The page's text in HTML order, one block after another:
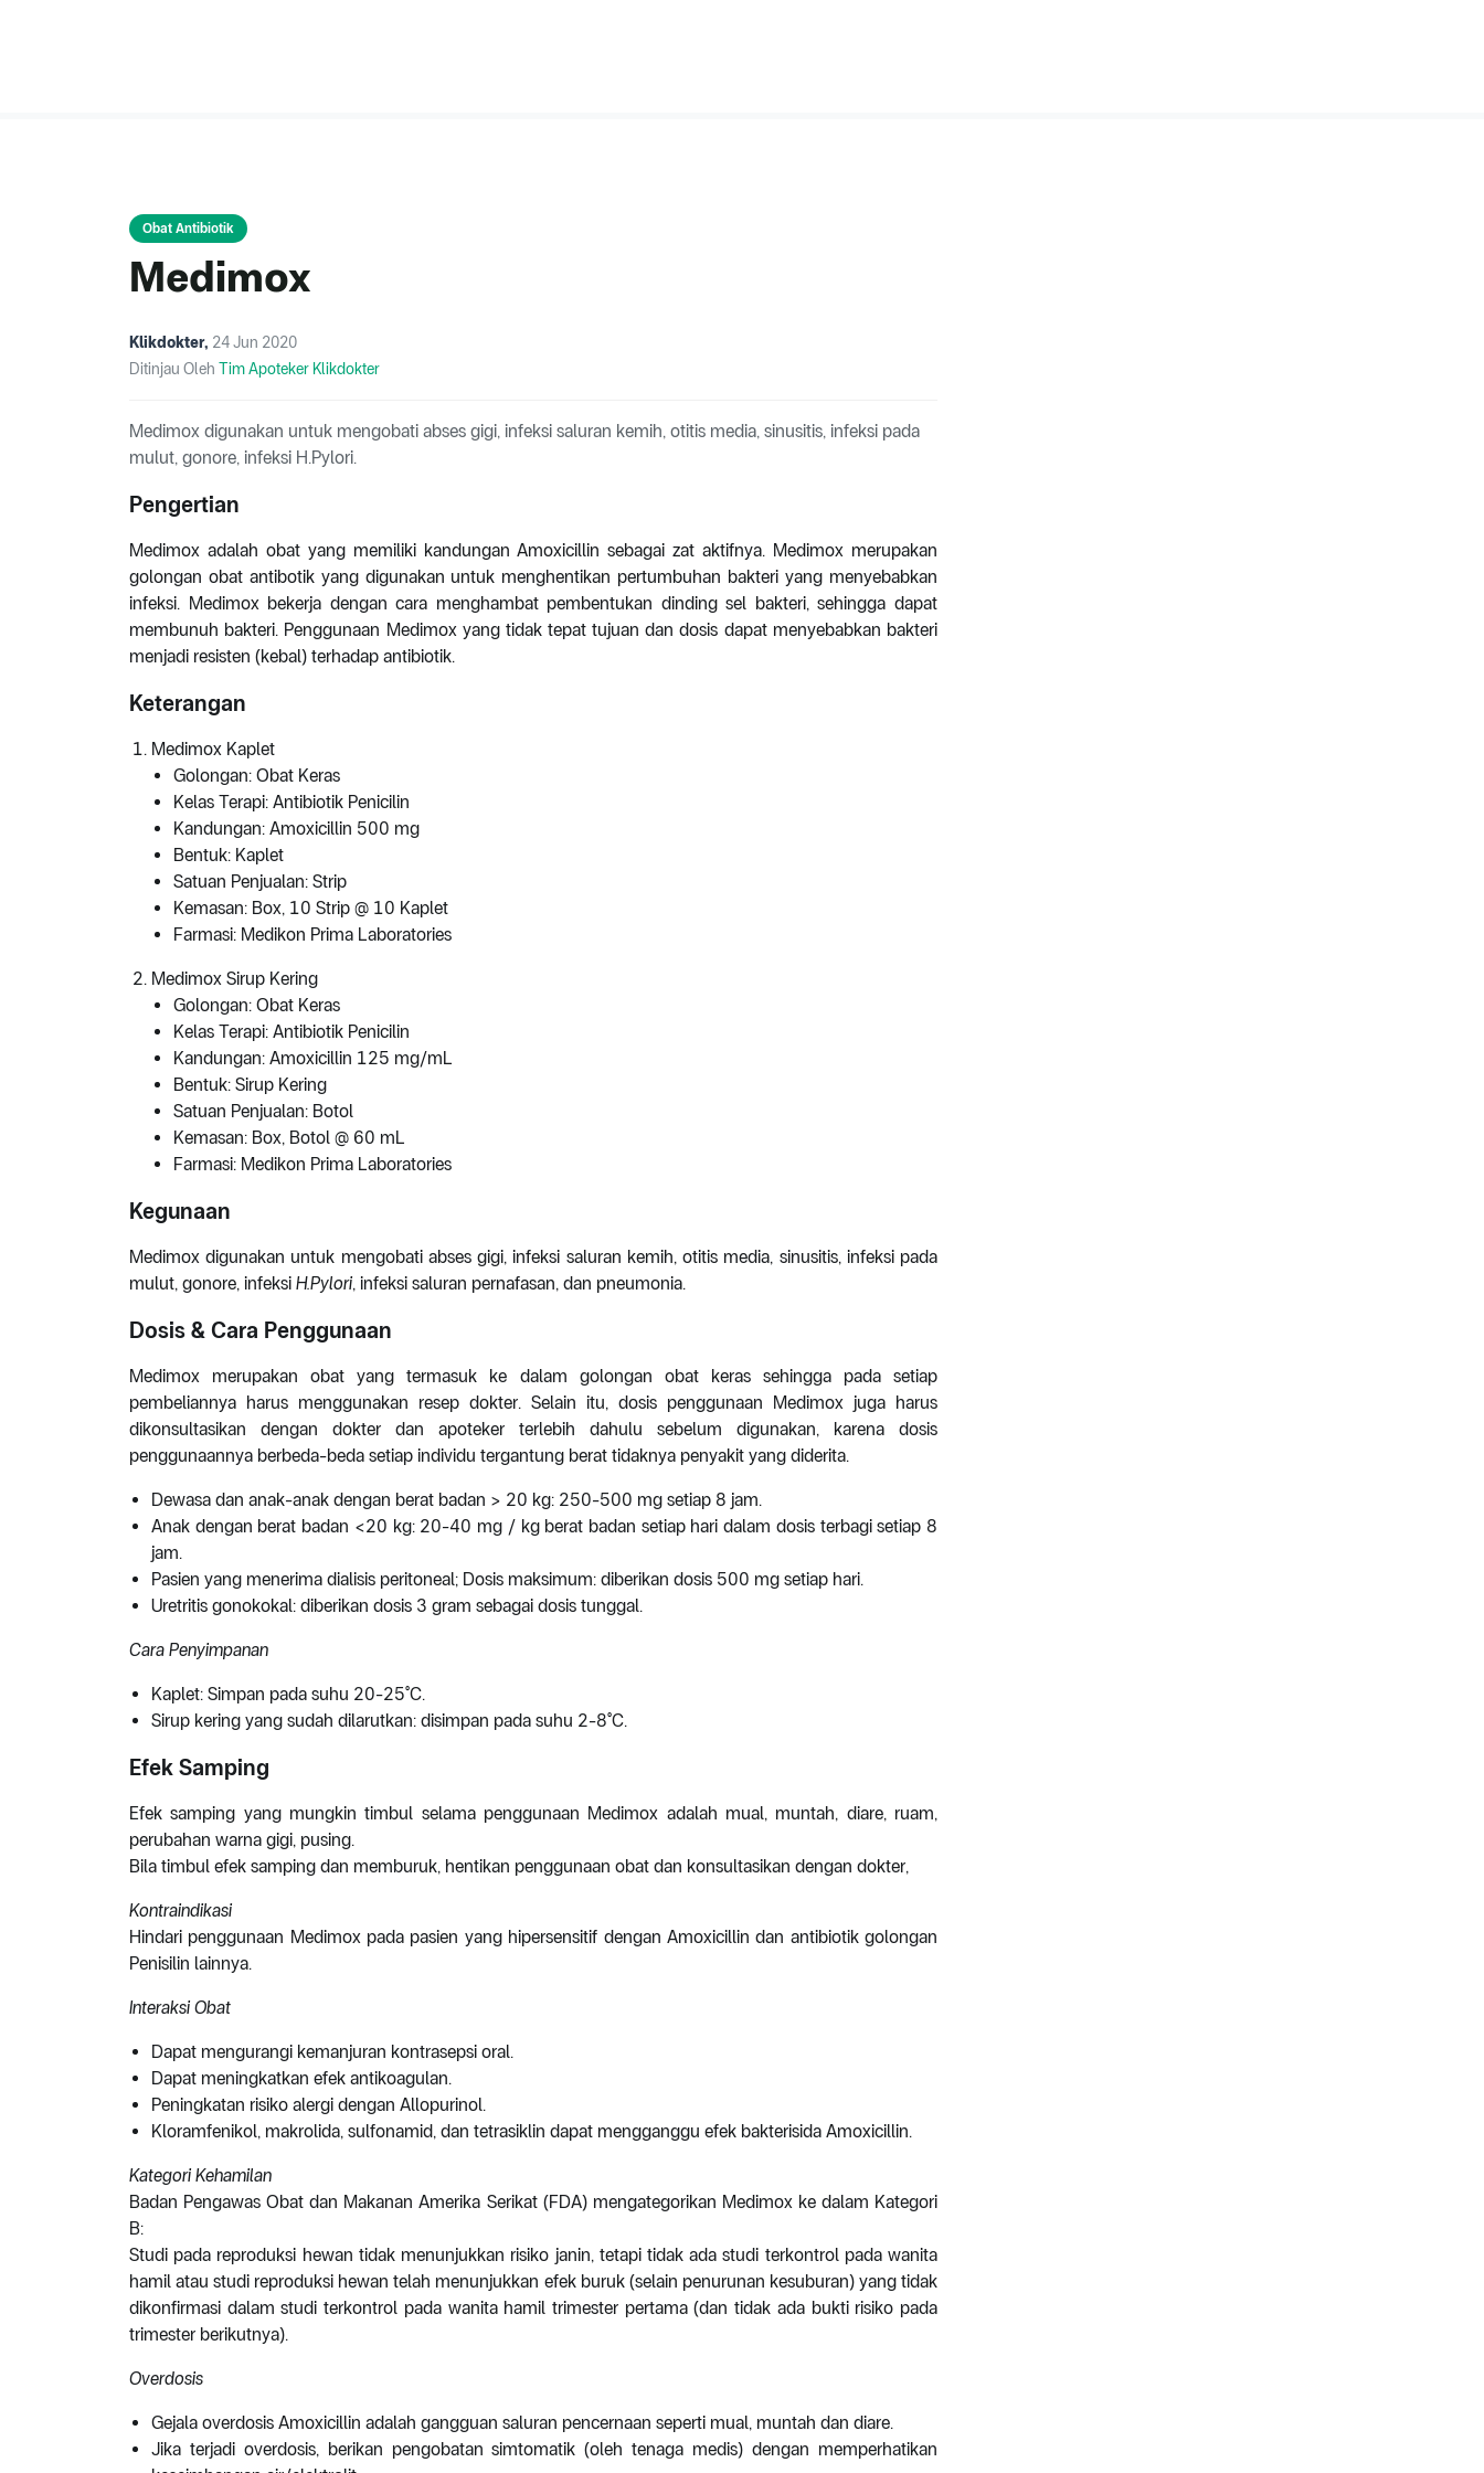
Obat Antibiotik
Medimox
Klikdokter, 24 Jun 2020
Ditinjau Oleh Tim Apoteker Klikdokter
Medimox digunakan untuk mengobati abses gigi, infeksi saluran kemih, otitis media, sinusitis, infeksi pada
mulut, gonore, infeksi H.Pylori.
Pengertian
Medimox adalah obat yang memiliki kandungan Amoxicillin sebagai zat aktifnya. Medimox merupakan
golongan obat antibotik yang digunakan untuk menghentikan pertumbuhan bakteri yang menyebabkan
infeksi. Medimox bekerja dengan cara menghambat pembentukan dinding sel bakteri, sehingga dapat
membunuh bakteri. Penggunaan Medimox yang tidak tepat tujuan dan dosis dapat menyebabkan bakteri
menjadi resisten (kebal) terhadap antibiotik.
Keterangan
Medimox Kaplet
Golongan: Obat Keras
Kelas Terapi: Antibiotik Penicilin
Kandungan: Amoxicillin 500 mg
Bentuk: Kaplet
Satuan Penjualan: Strip
Kemasan: Box, 10 Strip @ 10 Kaplet
Farmasi: Medikon Prima Laboratories
Medimox Sirup Kering
Golongan: Obat Keras
Kelas Terapi: Antibiotik Penicilin
Kandungan: Amoxicillin 125 mg/mL
Bentuk: Sirup Kering
Satuan Penjualan: Botol
Kemasan: Box, Botol @ 60 mL
Farmasi: Medikon Prima Laboratories
Kegunaan
Medimox digunakan untuk mengobati abses gigi, infeksi saluran kemih, otitis media, sinusitis, infeksi pada
mulut, gonore, infeksi H.Pylori, infeksi saluran pernafasan, dan pneumonia.
Dosis & Cara Penggunaan
Medimox merupakan obat yang termasuk ke dalam golongan obat keras sehingga pada setiap
pembeliannya harus menggunakan resep dokter. Selain itu, dosis penggunaan Medimox juga harus
dikonsultasikan dengan dokter dan apoteker terlebih dahulu sebelum digunakan, karena dosis
penggunaannya berbeda-beda setiap individu tergantung berat tidaknya penyakit yang diderita.
Dewasa dan anak-anak dengan berat badan > 20 kg: 250-500 mg setiap 8 jam.
Anak dengan berat badan <20 kg: 20-40 mg / kg berat badan setiap hari dalam dosis terbagi setiap 8
jam.
Pasien yang menerima dialisis peritoneal; Dosis maksimum: diberikan dosis 500 mg setiap hari.
Uretritis gonokokal: diberikan dosis 3 gram sebagai dosis tunggal.
Cara Penyimpanan
Kaplet: Simpan pada suhu 20-25°C.
Sirup kering yang sudah dilarutkan: disimpan pada suhu 2-8°C.
Efek Samping
Efek samping yang mungkin timbul selama penggunaan Medimox adalah mual, muntah, diare, ruam,
perubahan warna gigi, pusing.
Bila timbul efek samping dan memburuk, hentikan penggunaan obat dan konsultasikan dengan dokter,
Kontraindikasi
Hindari penggunaan Medimox pada pasien yang hipersensitif dengan Amoxicillin dan antibiotik golongan
Penisilin lainnya.
Interaksi Obat
Dapat mengurangi kemanjuran kontrasepsi oral.
Dapat meningkatkan efek antikoagulan.
Peningkatan risiko alergi dengan Allopurinol.
Kloramfenikol, makrolida, sulfonamid, dan tetrasiklin dapat mengganggu efek bakterisida Amoxicillin.
Kategori Kehamilan
Badan Pengawas Obat dan Makanan Amerika Serikat (FDA) mengategorikan Medimox ke dalam Kategori
B:
Studi pada reproduksi hewan tidak menunjukkan risiko janin, tetapi tidak ada studi terkontrol pada wanita
hamil atau studi reproduksi hewan telah menunjukkan efek buruk (selain penurunan kesuburan) yang tidak
dikonfirmasi dalam studi terkontrol pada wanita hamil trimester pertama (dan tidak ada bukti risiko pada
trimester berikutnya).
Overdosis
Gejala overdosis Amoxicillin adalah gangguan saluran pencernaan seperti mual, muntah dan diare.
Jika terjadi overdosis, berikan pengobatan simtomatik (oleh tenaga medis) dengan memperhatikan